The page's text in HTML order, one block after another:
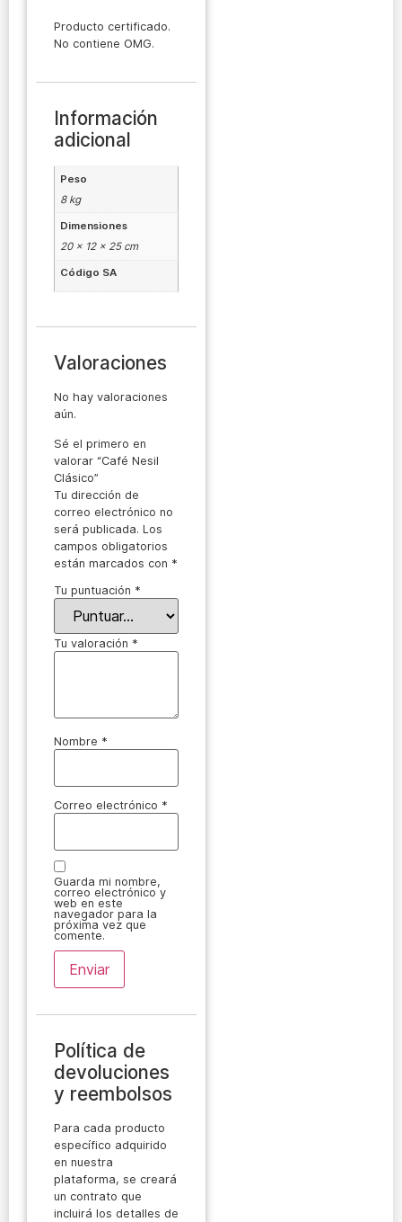
Producto certificado.
No contiene OMG.
Información
adicional
Peso
8 kg
Dimensiones
20 × 12 × 25 cm
Código SA
Valoraciones
No hay valoraciones
aún.
Sé el primero en
valorar “Café Nesil
Clásico”
Tu dirección de
correo electrónico no
será publicada. Los
campos obligatorios
están marcados con *
Tu puntuación *
Tu valoración *
Nombre *
Correo electrónico *
Guarda mi nombre,
correo electrónico y
web en este
navegador para la
próxima vez que
comente.
Política de
devoluciones
y reembolsos
Para cada producto
específico adquirido
en nuestra
plataforma, se creará
un contrato que
incluirá los detalles de